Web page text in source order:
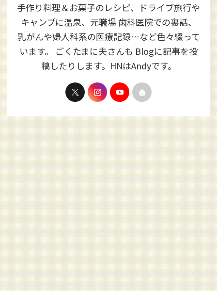
手作り料理＆お菓子のレシピ、ドライブ旅行や
キャンプに温泉、元職場 歯科医院での裏話、
乳がんや婦人科系の医療記録…など色々綴って
います。 ごくたまに夫さんも Blogに記事を投
稿したりします。HNはAndyです。